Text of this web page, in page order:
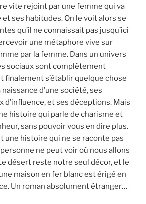
vite rejoint par une femme qui va
ses habitudes. On le voit alors se
qu’il ne connaissait pas jusqu’ici
une métaphore vive sur
par la femme. Dans un univers
sociaux sont complètement
finalement s’établir quelque chose
d’une société, ses
d’influence, et ses déceptions. Mais
histoire qui parle de charisme et
sans pouvoir vous en dire plus.
une histoire qui ne se raconte pas
personne ne peut voir où nous allons
désert reste notre seul décor, et le
maison en fer blanc est érigé en
Un roman absolument étranger…